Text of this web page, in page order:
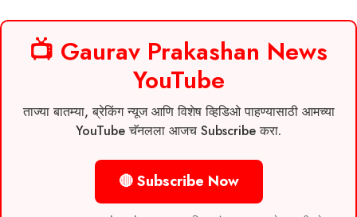
📺 Gaurav Prakashan News
YouTube
ताज्या बातम्या, ब्रेकिंग न्यूज आणि विशेष व्हिडिओ पाहण्यासाठी आमच्या
YouTube चॅनलला आजच Subscribe करा.
🔴 Subscribe Now